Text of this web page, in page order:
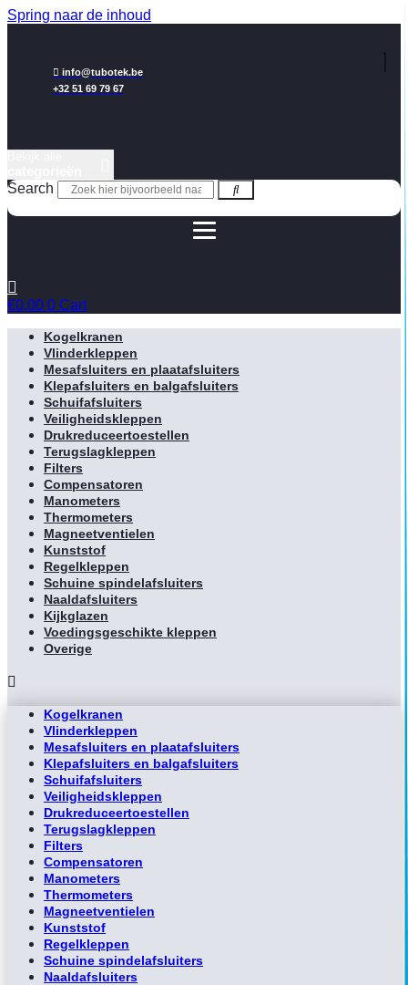
Spring naar de inhoud
info@tubotek.be
+32 51 69 79 67
Search
€0,00 0 Cart
Kogelkranen
Vlinderkleppen
Mesafsluiters en plaatafsluiters
Klepafsluiters en balgafsluiters
Schuifafsluiters
Veiligheidskleppen
Drukreduceertoestellen
Terugslagkleppen
Filters
Compensatoren
Manometers
Thermometers
Magneetventielen
Kunststof
Regelkleppen
Schuine spindelafsluiters
Naaldafsluiters
Kijkglazen
Voedingsgeschikte kleppen
Overige
Kogelkranen
Vlinderkleppen
Mesafsluiters en plaatafsluiters
Klepafsluiters en balgafsluiters
Schuifafsluiters
Veiligheidskleppen
Drukreduceertoestellen
Terugslagkleppen
Filters
Compensatoren
Manometers
Thermometers
Magneetventielen
Kunststof
Regelkleppen
Schuine spindelafsluiters
Naaldafsluiters